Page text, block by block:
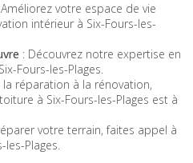
votre espace de vie
intérieur à Six-Fours-les-
: Découvrez notre expertise en
Fours-les-Plages.
la réparation à la rénovation,
à Six-Fours-les-Plages est à
votre terrain, faites appel à
les-Plages.